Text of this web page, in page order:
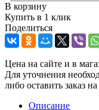
В корзину
Купить в 1 клик
Поделиться
Цена на сайте и в
Для уточнения
либо оставить заказ на
Описание